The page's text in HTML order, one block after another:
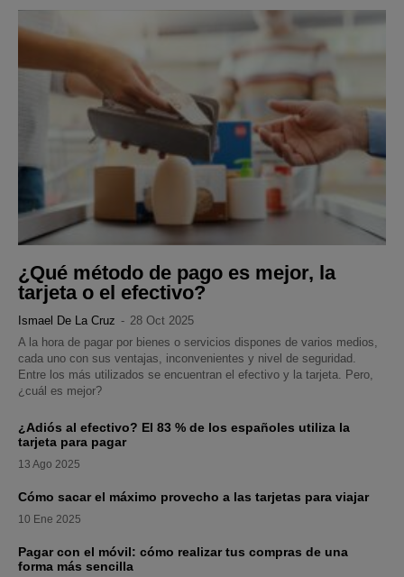
¿Qué método de pago es mejor, la
tarjeta o el efectivo?
Ismael De La Cruz - 28 Oct 2025
A la hora de pagar por bienes o servicios dispones de varios medios,
cada uno con sus ventajas, inconvenientes y nivel de seguridad.
Entre los más utilizados se encuentran el efectivo y la tarjeta. Pero,
¿cuál es mejor?
¿Adiós al efectivo? El 83 % de los españoles utiliza la
tarjeta para pagar
13 Ago 2025
Cómo sacar el máximo provecho a las tarjetas para viajar
10 Ene 2025
Pagar con el móvil: cómo realizar tus compras de una
forma más sencilla